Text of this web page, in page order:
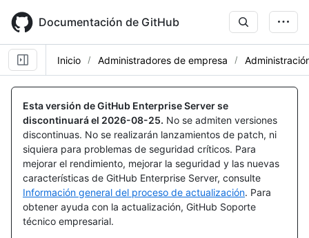
main
content
Documentación de GitHub
Inicio Administradores de empresa
Esta versión de GitHub Enterprise Server se
discontinuará el 2026-08-25. No se admiten versiones
discontinuas. No se realizarán lanzamientos de patch, ni
siquiera para problemas de seguridad críticos. Para
mejorar el rendimiento, mejorar la seguridad y las nuevas
características de GitHub Enterprise Server, consulte
Información general del proceso de actualización. Para
obtener ayuda con la actualización, GitHub Soporte
técnico empresarial.